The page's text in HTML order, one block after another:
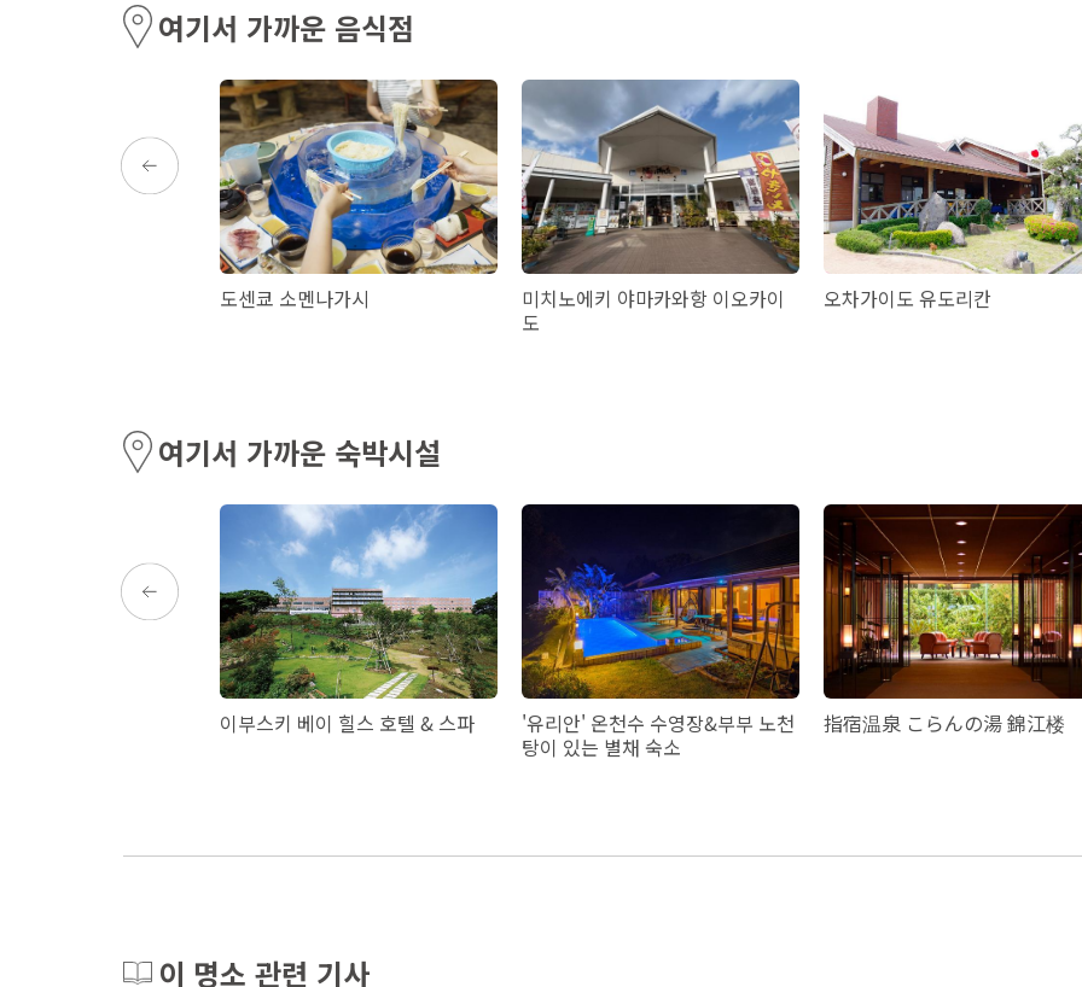
여기서 가까운 음식점
도센쿄 소멘나가시
미치노에키 야마카와항 이오카이
도
오차가이도 유도리칸
여기서 가까운 숙박시설
이부스키 베이 힐스 호텔 & 스파
'유리안' 온천수 수영장&부부 노천
탕이 있는 별채 숙소
指宿温泉 こらんの湯 錦江楼
이 명소 관련 기사